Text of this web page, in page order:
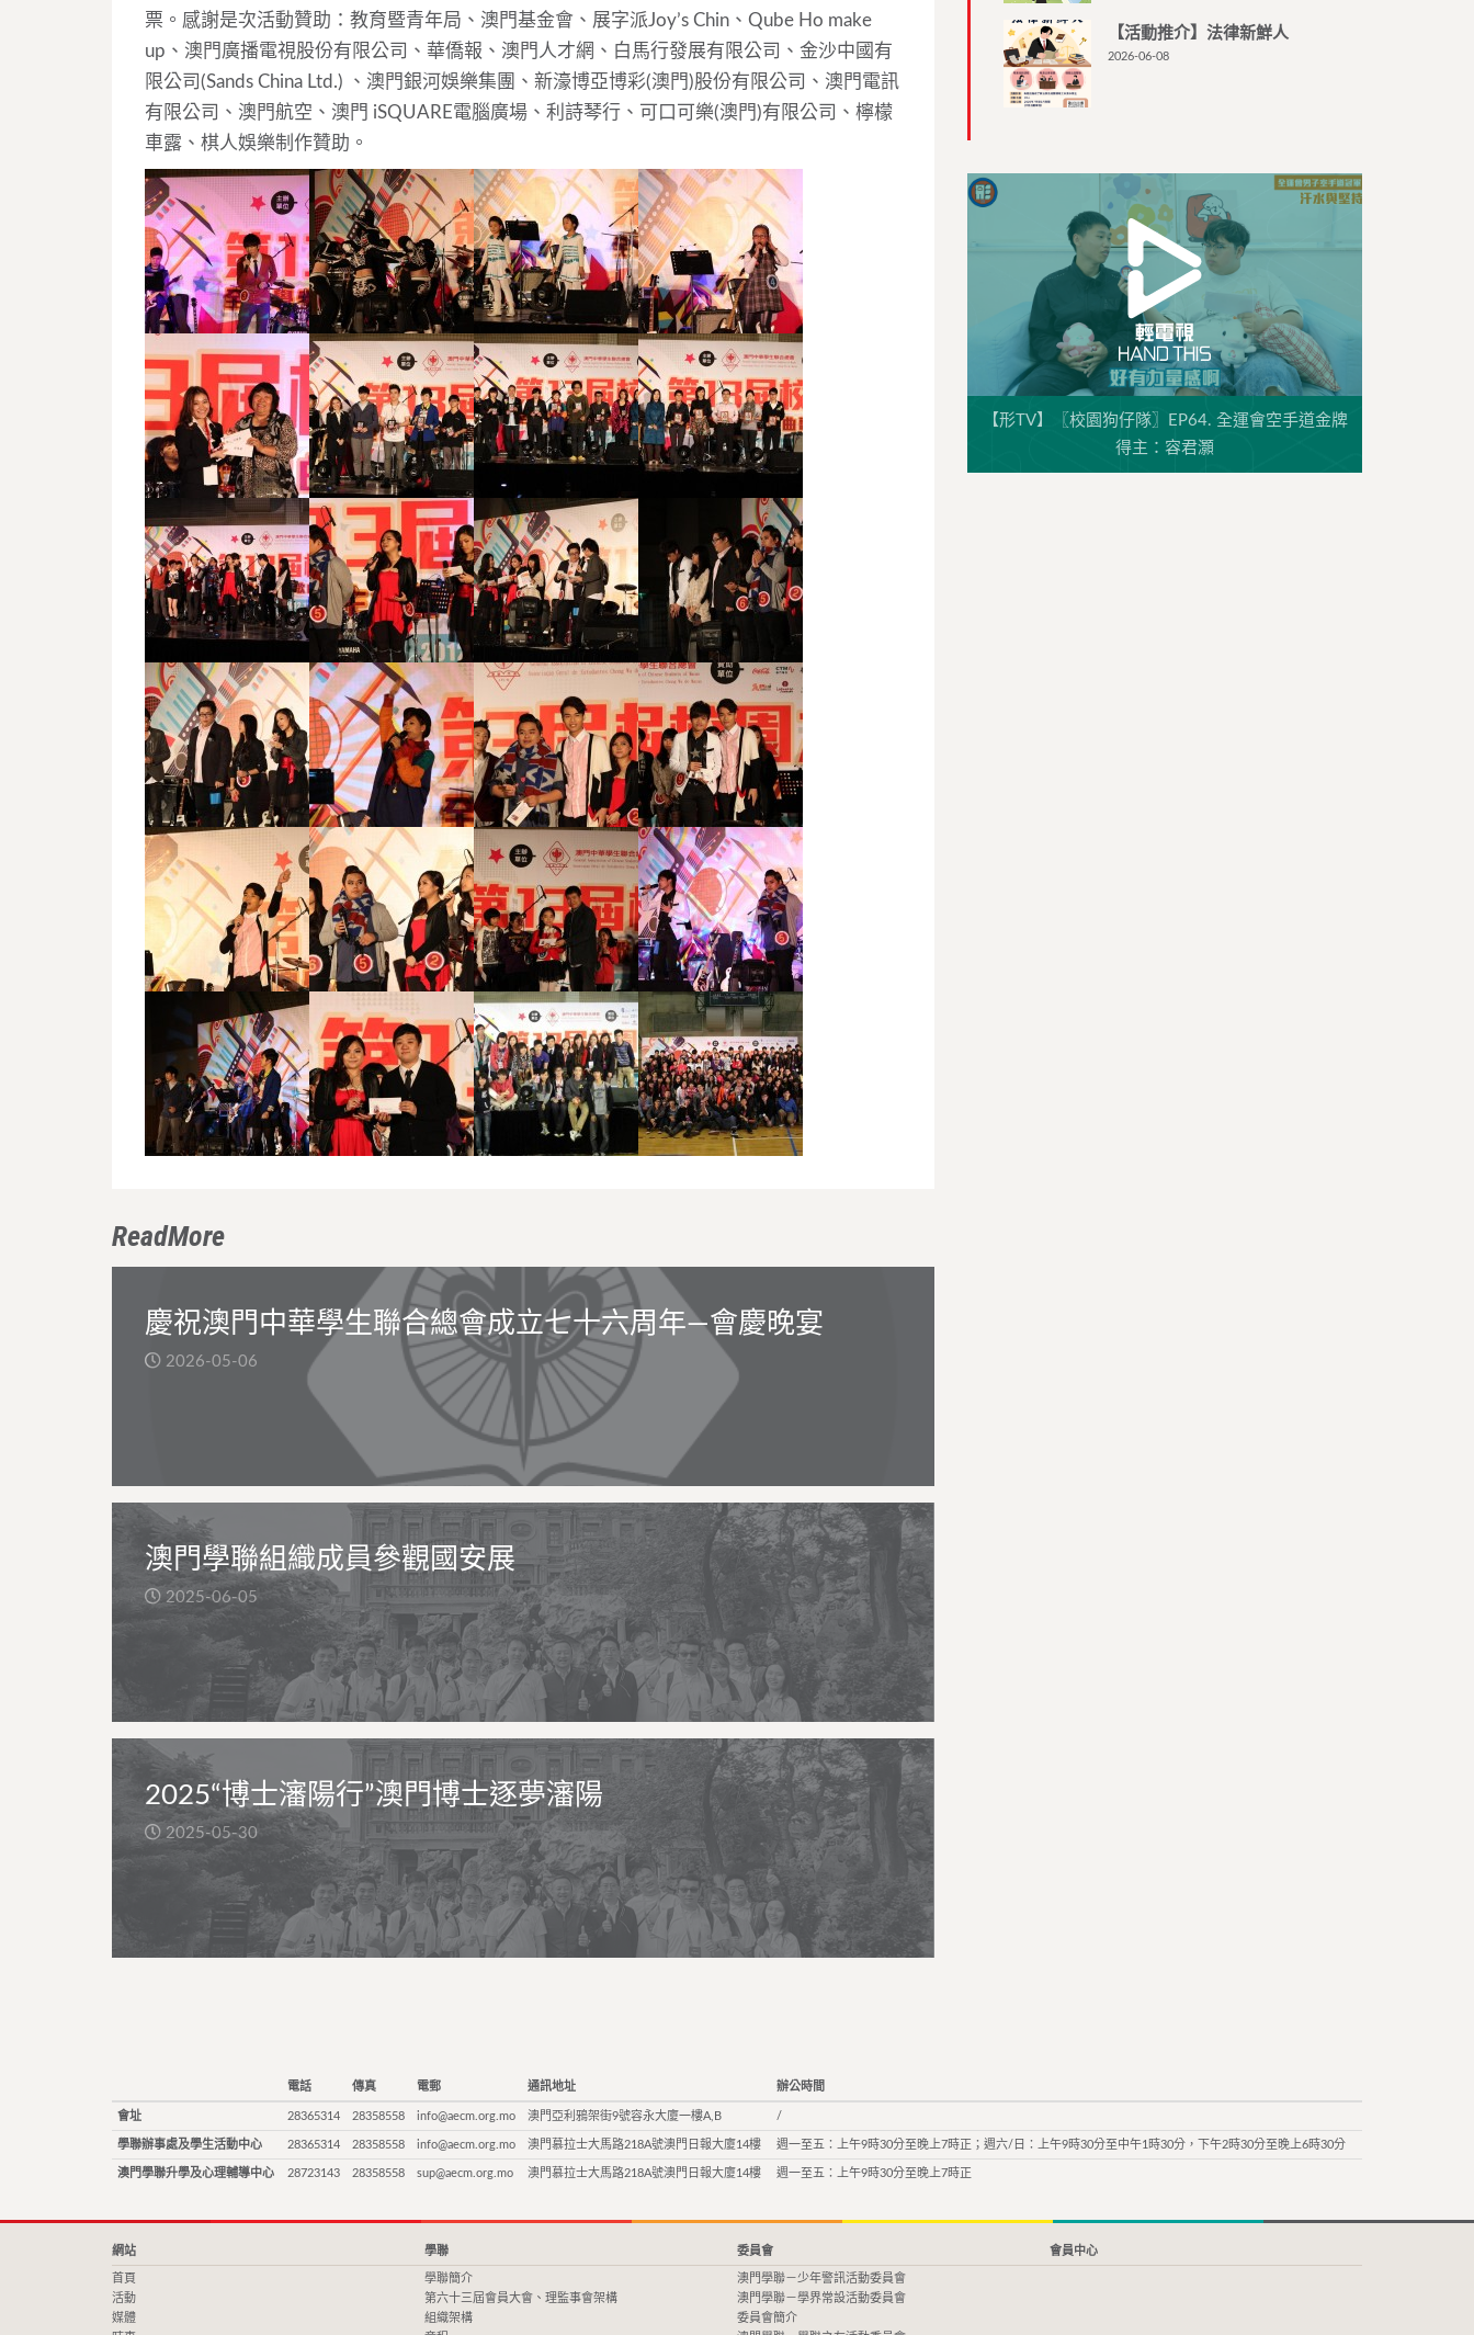
票。感謝是次活動贊助：教育暨青年局、澳門基金會、展字派Joy’s Chin、Qube Ho make
up、澳門廣播電視股份有限公司、華僑報、澳門人才網、白馬行發展有限公司、金沙中國有
限公司(Sands China Ltd.) 、澳門銀河娛樂集團、新濠博亞博彩(澳門)股份有限公司、澳門電訊
有限公司、澳門航空、澳門 iSQUARE電腦廣場、利詩琴行、可口可樂(澳門)有限公司、檸檬
車露、棋人娛樂制作贊助。
ReadMore
慶祝澳門中華學生聯合總會成立七十六周年—會慶晚宴
2026-05-06
澳門學聯組織成員參觀國安展
2025-06-05
2025“博士瀋陽行”澳門博士逐夢瀋陽
2025-05-30
【活動推介】法律新鮮人
2026-06-08
【形TV】〖校園狗仔隊〗EP64. 全運會空手道金牌
得主：容君灝
電話 傳真 電郵 通訊地址 辦公時間
會址 28365314 28358558 info@aecm.org.mo 澳門亞利鴉架街9號容永大廈一樓A,B /
學聯辦事處及學生活動中心 28365314 28358558 info@aecm.org.mo 澳門慕拉士大馬路218A號澳門日報大廈14樓 週一至五：上午9時30分至晚上7時正；週六/日：上午9時30分至中午1時30分，下午2時30分至晚上6時30分
澳門學聯升學及心理輔導中心 28723143 28358558 sup@aecm.org.mo 澳門慕拉士大馬路218A號澳門日報大廈14樓 週一至五：上午9時30分至晚上7時正
網站
首頁
活動
媒體
學聯
學聯簡介
第六十三屆會員大會、理監事會架構
組織架構
委員會
澳門學聯－少年警訊活動委員會
澳門學聯－學界常設活動委員會
委員會簡介
會員中心